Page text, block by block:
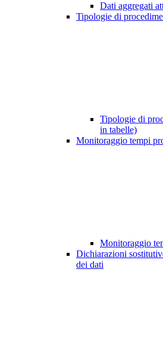
Dati aggregati
Tipologie di
Tipologie di
in tabelle)
Monitoraggio tempi
Monitoraggio
Dichiarazioni
dei dati